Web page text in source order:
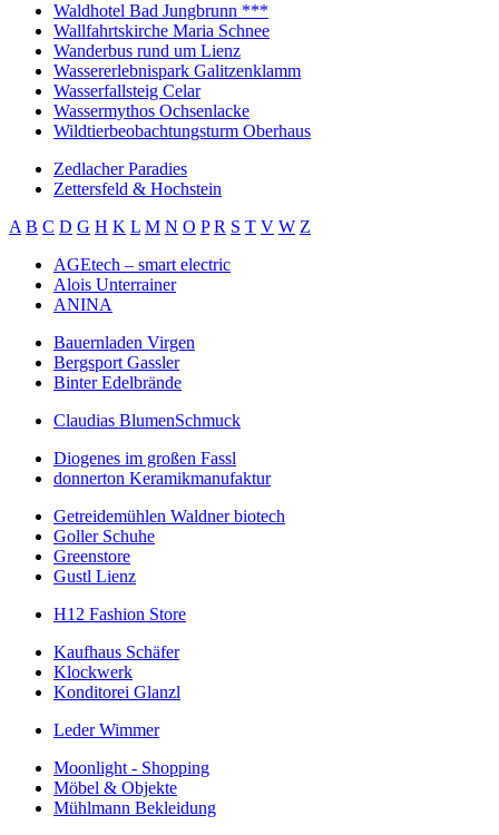
Waldhotel Bad Jungbrunn ***
Wallfahrtskirche Maria Schnee
Wanderbus rund um Lienz
Wassererlebnispark Galitzenklamm
Wasserfallsteig Celar
Wassermythos Ochsenlacke
Wildtierbeobachtungsturm Oberhaus
Zedlacher Paradies
Zettersfeld & Hochstein
A B C D G H K L M N O P R S T V W Z
AGEtech – smart electric
Alois Unterrainer
ANINA
Bauernladen Virgen
Bergsport Gassler
Binter Edelbrände
Claudias BlumenSchmuck
Diogenes im großen Fassl
donnerton Keramikmanufaktur
Getreidemühlen Waldner biotech
Goller Schuhe
Greenstore
Gustl Lienz
H12 Fashion Store
Kaufhaus Schäfer
Klockwerk
Konditorei Glanzl
Leder Wimmer
Moonlight - Shopping
Möbel & Objekte
Mühlmann Bekleidung